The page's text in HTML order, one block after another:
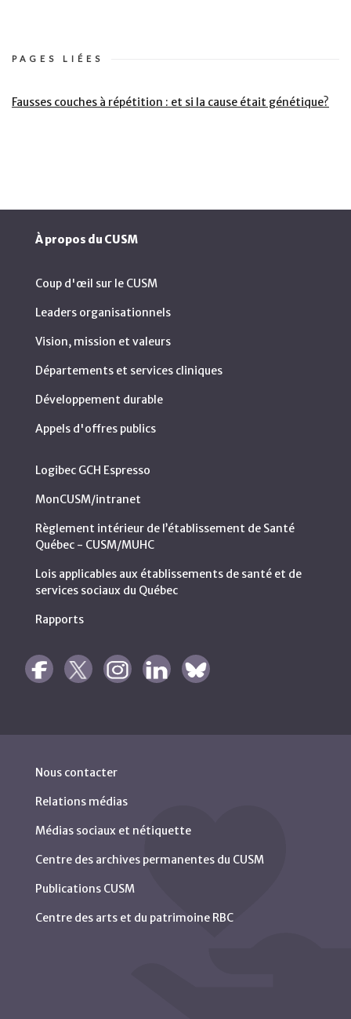
PAGES LIÉES
Fausses couches à répétition : et si la cause était génétique?
À propos du CUSM
Coup d'œil sur le CUSM
Leaders organisationnels
Vision, mission et valeurs
Départements et services cliniques
Développement durable
Appels d'offres publics
Logibec GCH Espresso
MonCUSM/intranet
Règlement intérieur de l’établissement de Santé
Québec - CUSM/MUHC
Lois applicables aux établissements de santé et de
services sociaux du Québec
Rapports
Nous contacter
Relations médias
Médias sociaux et nétiquette
Centre des archives permanentes du CUSM
Publications CUSM
Centre des arts et du patrimoine RBC